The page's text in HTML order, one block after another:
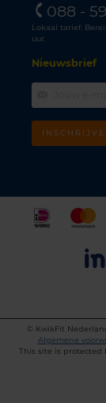
088 -
Lokaal tarief.
uur.
Nieuwsbrief
©
KwikFit
Algemene
This site is protected